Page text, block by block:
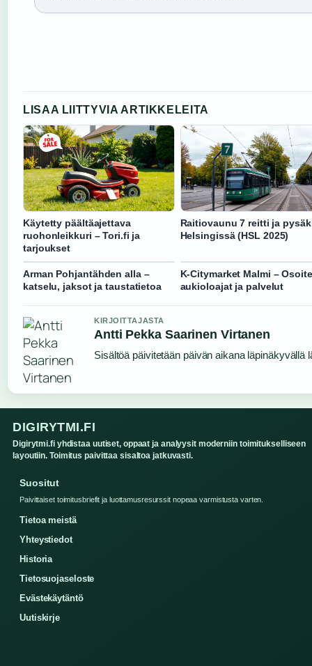
LISAA LIITTYVIA ARTIKKELEITA
Käytetty päältäajettava
ruohonleikkuri – Tori.fi ja
tarjoukset
Raitiovaunu 7 reitti ja
Helsingissä (HSL 2025)
Arman Pohjantähden alla –
katselu, jaksot ja taustatietoa
K-Citymarket Malmi –
aukioloajat ja palvelut
KIRJOITTAJASTA
Antti Pekka Saarinen Virtanen
Sisältöä päivitetään päivän aikana läpinäkyvällä
DIGIRYTMI.FI
Digirytmi.fi yhdistaa uutiset, oppaat ja analyysit moderniin toimitukselliseen
layoutiin. Toimitus paivittaa sisaltoa jatkuvasti.
Suositut
Paivittaiset toimitusbriefit ja luottamusresurssit nopeaa varmistusta varten.
Tietoa meistä
Yhteystiedot
Historia
Tietosuojaseloste
Evästekäytäntö
Uutiskirje